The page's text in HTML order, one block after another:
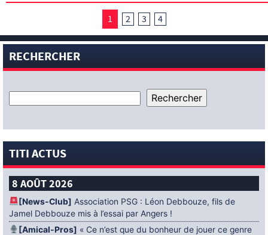
1 2 3 4
RECHERCHER
TITI ACTUS
8 AOÛT 2026
[News-Club] Association PSG : Léon Debbouze, fils de
Jamel Debbouze mis à l’essai par Angers !
[Amical-Pros] « Ce n’est que du bonheur de jouer ce genre